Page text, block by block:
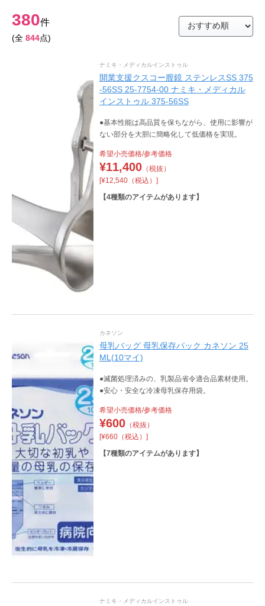
380件
(全 844点)
ナミキ・メディカルインストゥル
開業支援クスコー膣鏡 ステンレスSS 375
-56SS 25-7754-00 ナミキ・メディカル
インストゥル 375-56SS
●基本性能は高品質を保ちながら、使用に影響が
ない部分を大胆に簡略化して低価格を実現。
希望小売価格/参考価格
¥11,400（税抜）
[¥12,540（税込）]
【4種類のアイテムがあります】
カネソン
母乳バッグ 母乳保存パック カネソン 25
ML(10マイ)
●滅菌処理済みの、乳製品省令適合品素材使用。
●安心・安全な冷凍母乳保存用袋。
希望小売価格/参考価格
¥600（税抜）
[¥660（税込）]
【7種類のアイテムがあります】
ナミキ・メディカルインストゥル